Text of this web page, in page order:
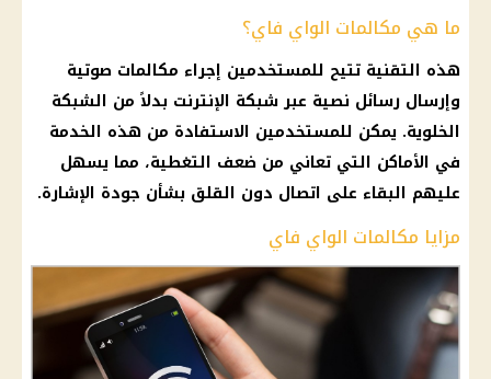
ما هي مكالمات الواي فاي؟
هذه التقنية تتيح للمستخدمين إجراء مكالمات صوتية
وإرسال رسائل نصية عبر شبكة الإنترنت بدلاً من الشبكة
الخلوية. يمكن للمستخدمين الاستفادة من هذه الخدمة
في الأماكن التي تعاني من ضعف التغطية، مما يسهل
عليهم البقاء على اتصال دون القلق بشأن جودة الإشارة.
مزايا مكالمات الواي فاي